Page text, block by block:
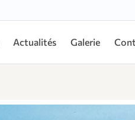
Actualités Galerie